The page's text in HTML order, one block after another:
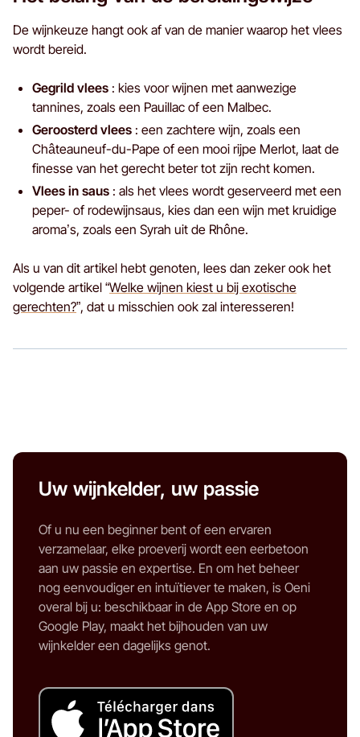
De wijnkeuze hangt ook af van de manier waarop het vlees
wordt bereid.
Gegrild vlees : kies voor wijnen met aanwezige
tannines, zoals een Pauillac of een Malbec.
Geroosterd vlees : een zachtere wijn, zoals een
Châteauneuf-du-Pape of een mooi rijpe Merlot, laat de
finesse van het gerecht beter tot zijn recht komen.
Vlees in saus : als het vlees wordt geserveerd met een
peper- of rodewijnsaus, kies dan een wijn met kruidige
aroma’s, zoals een Syrah uit de Rhône.
Als u van dit artikel hebt genoten, lees dan zeker ook het
volgende artikel “Welke wijnen kiest u bij exotische
gerechten?”, dat u misschien ook zal interesseren!
Uw wijnkelder, uw passie
Of u nu een beginner bent of een ervaren
verzamelaar, elke proeverij wordt een eerbetoon
aan uw passie en expertise. En om het beheer
nog eenvoudiger en intuïtiever te maken, is Oeni
overal bij u: beschikbaar in de App Store en op
Google Play, maakt het bijhouden van uw
wijnkelder een dagelijks genot.